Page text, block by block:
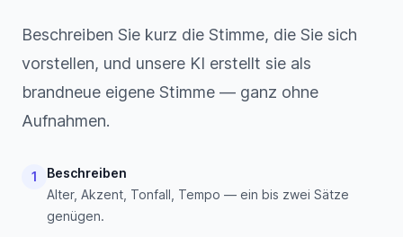
Beschreiben Sie kurz die Stimme, die Sie sich
vorstellen, und unsere KI erstellt sie als
brandneue eigene Stimme — ganz ohne
Aufnahmen.
1
Beschreiben
Alter, Akzent, Tonfall, Tempo — ein bis zwei Sätze
genügen.